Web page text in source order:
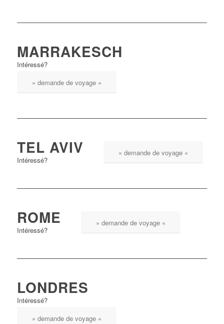
MARRAKESCH
Intéressé?
» demande de voyage «
TEL AVIV
Intéressé?
» demande de voyage «
ROME
Intéressé?
» demande de voyage «
LONDRES
Intéressé?
» demande de voyage «